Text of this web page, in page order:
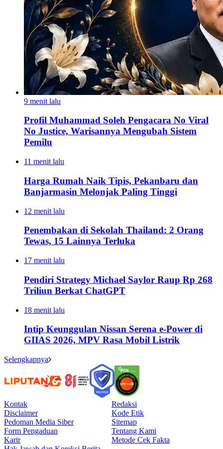
9 menit lalu
Profil Muhammad Soleh Pengacara No Viral
No Justice, Warisannya Mengubah Sistem
Pemilu
11 menit lalu
Harga Rumah Naik Tipis, Pekanbaru dan
Banjarmasin Melonjak Paling Tinggi
12 menit lalu
Penembakan di Sekolah Thailand: 2 Orang
Tewas, 15 Lainnya Terluka
17 menit lalu
Pendiri Strategy Michael Saylor Raup Rp 268
Triliun Berkat ChatGPT
18 menit lalu
Intip Keunggulan Nissan Serena e-Power di
GIIAS 2026, MPV Rasa Mobil Listrik
Selengkapnya
Kontak
Redaksi
Disclaimer
Kode Etik
Pedoman Media Siber
Sitemap
Form Pengaduan
Tentang Kami
Karir
Metode Cek Fakta